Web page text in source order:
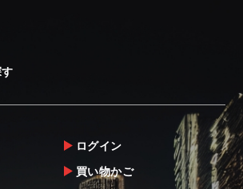
よっては、配送先が自動車関連
ば、配送出来ないことがあるこ
承ください。
いて
速やかに開封のうえ、中身をご
メーカーでは販売する商品に万
尽力しておりますが、
ログイン
買い物かご